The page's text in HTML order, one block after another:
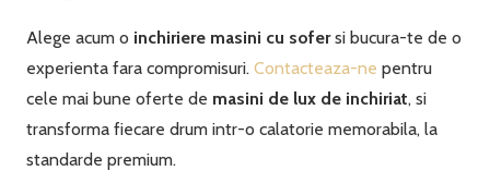
Alege acum o inchiriere masini cu sofersi bucura-te de o
experienta fara compromisuri. Contacteaza-ne pentru
cele mai bune oferte de masini de lux de inchiriat, si
transforma fiecare drum intr-o calatorie memorabila, la
standarde premium.